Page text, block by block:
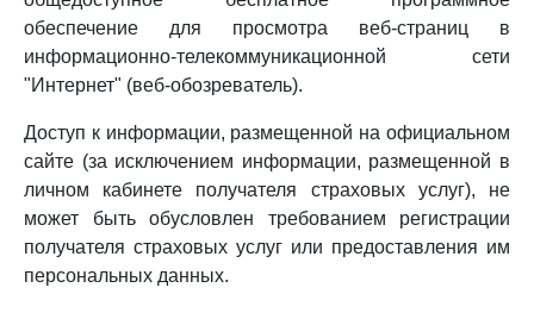
обеспечение для просмотра веб-страниц в
информационно-телекоммуникационной сети
"Интернет" (веб-обозреватель).
Доступ к информации, размещенной на официальном
сайте (за исключением информации, размещенной в
личном кабинете получателя страховых услуг), не
может быть обусловлен требованием регистрации
получателя страховых услуг или предоставления им
персональных данных.